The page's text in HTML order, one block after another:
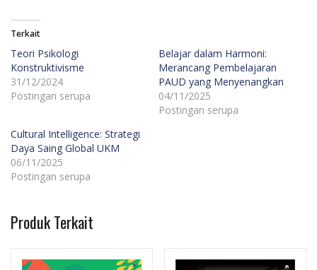
Terkait
Teori Psikologi
Konstruktivisme
31/12/2024
Postingan serupa
Belajar dalam Harmoni:
Merancang Pembelajaran
PAUD yang Menyenangkan
04/11/2025
Postingan serupa
Cultural Intelligence: Strategi
Daya Saing Global UKM
06/11/2025
Postingan serupa
Produk Terkait